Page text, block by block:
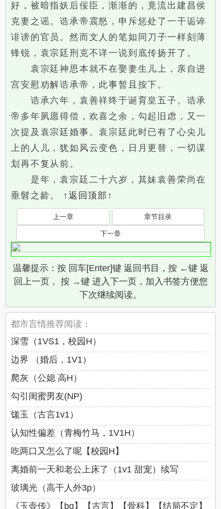
好，被暗指妖后佞臣，渐渐的，竟流出建昌侯
克妻之谣。诰承帝震怒，申斥惩处了一干诟谇
诽谤的官员。然而文人的笔如同刀子一样刻薄
锋锐，袁宗廷刑克不详一说到底传扬开了。
袁宗廷神思本就不在娶妻生儿上，亲自进
宫安慰劝解诰承帝，此事暂且按下。
诰承六年，袁善祥终于诞育皇五子。诰承
帝多年夙愿得偿，欢喜之余，勾起旧虑，又一
次提及袁宗廷婚事。袁宗廷此时已有了心尖儿
上的人儿，犹如风云变色，日月更替，一切谋
划再不复从前。
是年，袁宗廷二十六岁，其妹袁善荣尚在
垂髫之龄。 ↑返回顶部↑
上一章 章节目录
下一章
温馨提示：按 回车[Enter]键 返回书目，按 ←键 返
回上一页， 按 →键 进入下一页，加入书签方便您
下次继续阅读。
都市言情推荐阅读：
深雪（1VS1，校园H）
边界 （婚后，1V1）
爬灰（公媳 高H）
勾引闺蜜男友(NP)
馐玉（古言1v1）
认知性偏差（青梅竹马，1V1H）
吃两口又怎么了呢【校园H】
离婚前一天和老公上床了（1v1 甜宠）续写
玻璃光（高干人外3p）
《玉壶传》【bg】【古言】【骨科】【结局不定】